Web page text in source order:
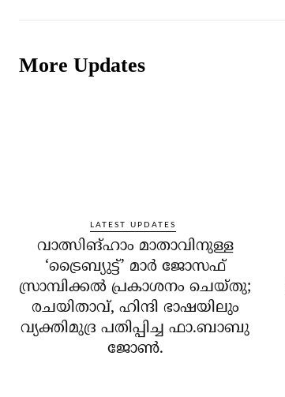
More Updates
LATEST UPDATES
വാത്സിങ്ഹാം മാതാവിനുള്ള
‘ട്രൈബ്യുട്ട്’ മാർ ജോസഫ്
സ്രാമ്പിക്കൽ പ്രകാശനം ചെയ്തു;
രചയിതാവ്, ഹിന്ദി ഭാഷയിലും
വ്യക്തിമുദ്ര പതിപ്പിച്ച ഫാ.ബാബു
ജോൺ.